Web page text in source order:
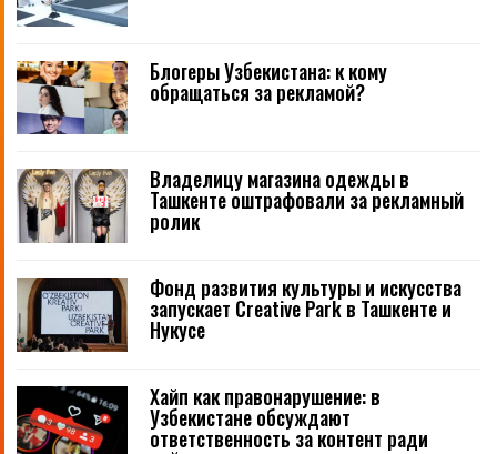
Блогеры Узбекистана: к кому
обращаться за рекламой?
Владелицу магазина одежды в
Ташкенте оштрафовали за рекламный
ролик
Фонд развития культуры и искусства
запускает Creative Park в Ташкенте и
Нукусе
Хайп как правонарушение: в
Узбекистане обсуждают
ответственность за контент ради